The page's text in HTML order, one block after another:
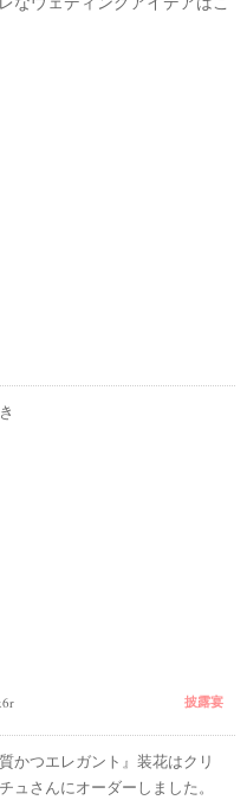
披露宴
かつエレガント』装花はクリ
ュさんにオーダーしました。